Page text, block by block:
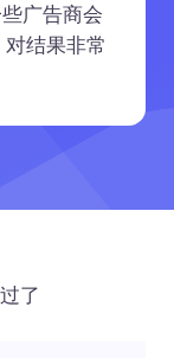
广告商会
结果非常
了